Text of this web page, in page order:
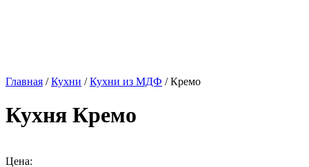
Главная /Кухни /Кухни из МДФ / Кремо
Кухня Кремо
Цена: